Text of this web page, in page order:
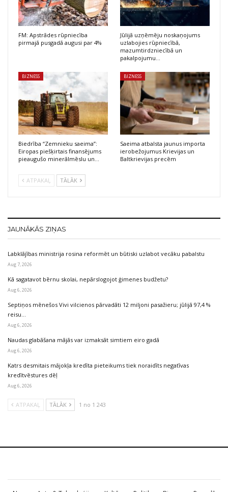
FM: Apstrādes rūpniecība
pirmajā pusgadā augusi par 4%
Jūlijā uzņēmēju noskaņojums
uzlabojies rūpniecībā,
mazumtirdzniecībā un
pakalpojumu…
BIZNESS
Biedrība “Zemnieku saeima”:
Eiropas piešķirtais finansējums
pieaugušo minerālmēslu un…
BIZNESS
Saeima atbalsta jaunus importa
ierobežojumus Krievijas un
Baltkrievijas precēm
ATPAKAĻ TĀLĀK
JAUNĀKĀS ZIŅAS
Labklājības ministrija rosina reformēt un būtiski uzlabot vecāku pabalstu
Aug 7, 2026
Kā sagatavot bērnu skolai, nepārslogojot ģimenes budžetu?
Aug 6, 2026
Septiņos mēnešos Vivi vilcienos pārvadāti 12 miljoni pasažieru; jūlijā 97,4 %
reisu…
Aug 6, 2026
Naudas glabāšana mājās var izmaksāt simtiem eiro gadā
Aug 6, 2026
Katrs desmitais mājokļa kredīta pieteikums tiek noraidīts negatīvas
kredītvēstures dēļ
Aug 6, 2026
ATPAKAĻ TĀLĀK 1 no 1 243